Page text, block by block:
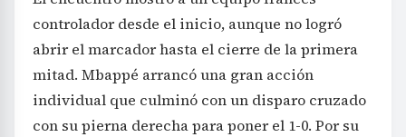
controlador desde el inicio, aunque no logró
abrir el marcador hasta el cierre de la primera
mitad. Mbappé arrancó una gran acción
individual que culminó con un disparo cruzado
con su pierna derecha para poner el 1-0. Por su